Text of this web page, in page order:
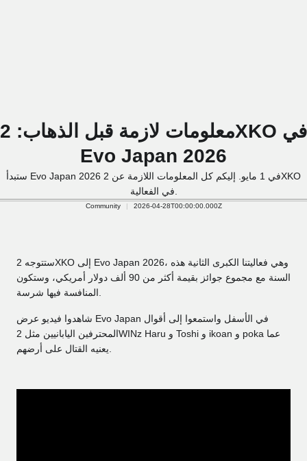
معلومات لازمة قبل الذهاب: 2XKO في
Evo Japan 2026
ستبدأ Evo Japan 2026 في 1 مايو. إليكم كل المعلومات اللازمة عن 2XKO
Community 2026-04-28T00:00:00.000Z
ستتوجه 2XKO إلى Evo Japan 2026، وهي فعاليتنا الكبرى الثانية هذه
السنة مع مجموع جوائز بقيمة أكثر من 90 ألف دولار أمريكي، وستكون
شاهدوا فيديو عرض Evo Japan في الأسفل واستمعوا إلى أقوال
المحترفين اليابانيين مثل 2WINz Haru و Toshi و ikoan و poka عما